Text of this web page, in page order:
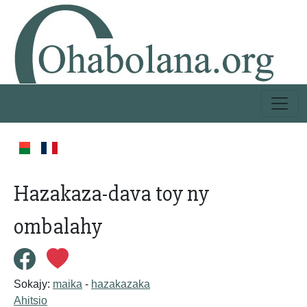
Hazakaza-dava toy ny
ombalahy
Sokajy: maika - hazakazaka
Ahitsio